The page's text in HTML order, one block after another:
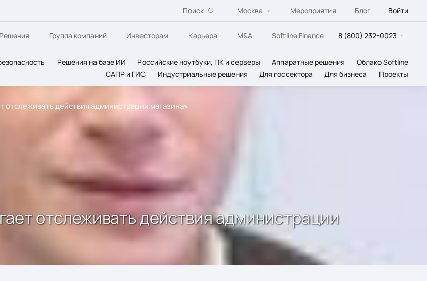
Поиск Москва Мероприятия Блог Войти
Группа компаний Инвесторам Карьера M&A Softline Finance 8 (800) 232-0023
Решения на базе ИИ Российские ноутбуки, ПК и серверы Аппаратные решения
Облако Softline
САПР и ГИС
Индустриальные решения Для госсектора Для бизнеса Проекты
действия администрации магазина»
отслеживать действия администрации